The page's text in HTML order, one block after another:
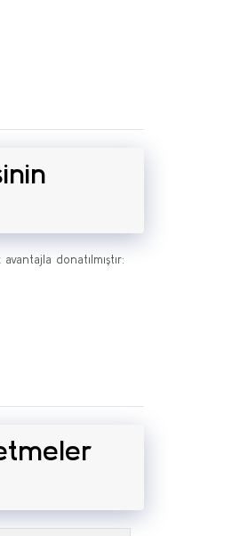
donatılmıştır: